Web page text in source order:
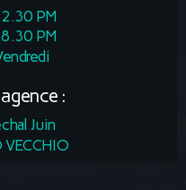
PM
PM
:
Juin